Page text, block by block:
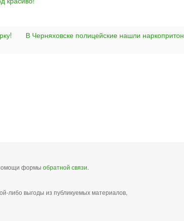
В Черняховске полицейские нашли наркопритон
формы обратной связи.
либо выгоды из публикуемых материалов,